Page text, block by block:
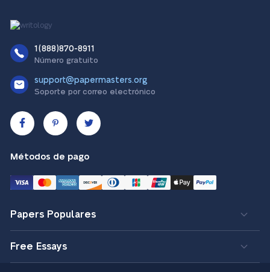
1(888)870-8911
Número gratuito
support@papermasters.org
Soporte por correo electrónico
Métodos de pago
Papers Populares
Free Essays